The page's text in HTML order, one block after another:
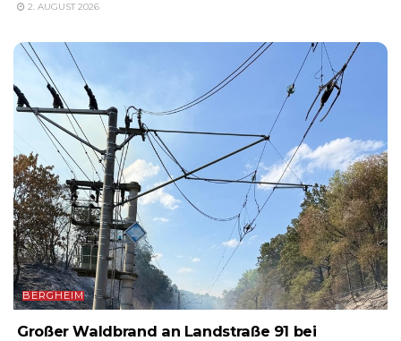
2. AUGUST 2026
BERGHEIM
Großer Waldbrand an Landstraße 91 bei